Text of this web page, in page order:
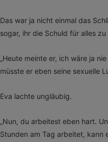
Das war ja nicht einmal das
sogar, ihr die Schuld für alles zu
„Heute meinte er, ich wäre ja
müsste er eben seine sexuelle
Eva lachte ungläubig.
„Nun, du arbeitest eben hart.
Stunden am Tag arbeitet, kann